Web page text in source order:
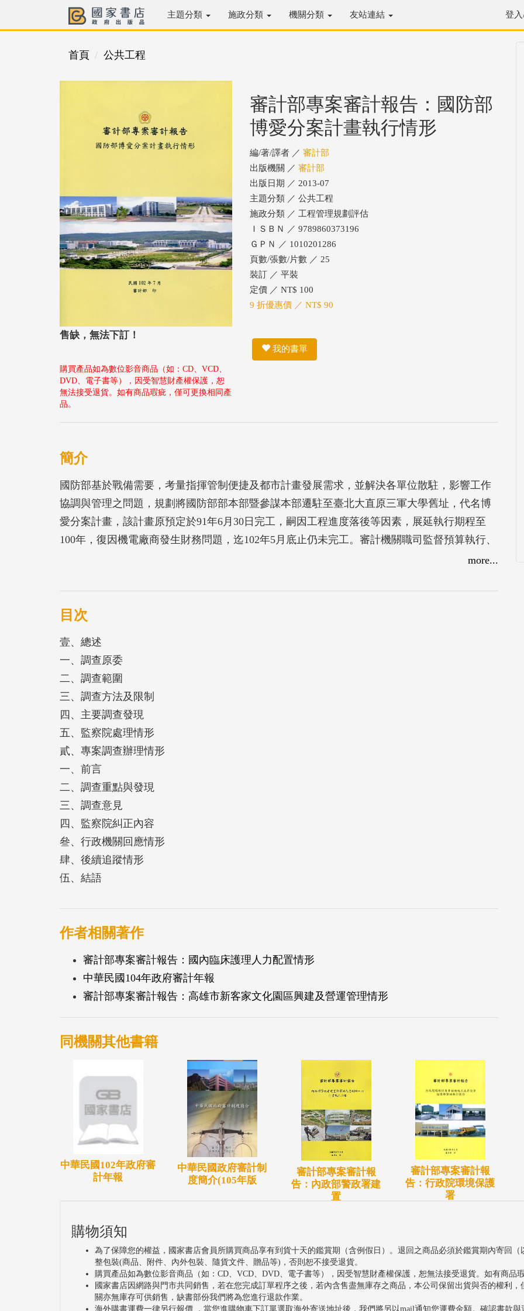
主題分類 施政分類 機關分類 友站連結 登
首頁 公共工程
售缺，無法下訂！
購買產品如為數位影音商品（如：CD、VCD、
DVD、電子書等），因受智慧財產權保護，恕
無法接受退貨。如有商品瑕疵，僅可更換相同產
品。
審計部專案審計報告：國防部
博愛分案計畫執行情形
編/著/譯者 ／ 審計部
出版機關 ／ 審計部
出版日期 ／ 2013-07
主題分類 ／ 公共工程
施政分類 ／ 工程管理規劃評估
ＩＳＢＮ ／ 9789860373196
ＧＰＮ ／ 1010201286
頁數/張數/片數 ／ 25
裝訂 ／ 平裝
定價 ／ NT$ 100
9 折優惠價 ／ NT$ 90
我的書單
簡介
國防部基於戰備需要，考量指揮管制便捷及都市計畫發展需求，並解決各單位散駐，影響工作
協調與管理之問題，規劃將國防部部本部暨參謀本部遷駐至臺北大直原三軍大學舊址，代名博
愛分案計畫，該計畫原預定於91年6月30日完工，嗣因工程進度落後等因素，展延執行期程至
100年，復因機電廠商發生財務問題，迄102年5月底止仍未完工。審計機關職司監督預算執行、
審核財務收支及考核財務效能等職權，爰規劃辦理專案調查，查核其規劃設計、變更設計、施
正後，已獲機關具體回應，除研採精進作為，並檢討失職人員。審計部亦針對該計畫工程進度
及預算經費，持續追蹤其執行情形，目前機電接續工程已完成招標，惟執行進度仍待提升。
more...
目次
壹、總述
一、調查原委
二、調查範圍
三、調查方法及限制
四、主要調查發現
五、監察院處理情形
貳、專案調查辦理情形
一、前言
二、調查重點與發現
三、調查意見
四、監察院糾正內容
叄、行政機關回應情形
肆、後續追蹤情形
伍、結語
作者相關著作
審計部專案審計報告：國內臨床護理人力配置情形
中華民國104年政府審計年報
審計部專案審計報告：高雄市新客家文化園區興建及營運管理情形
同機關其他書籍
中華民國102年政府審
計年報
中華民國政府審計制
度簡介(105年版
審計部專案審計報
告：內政部警政署建
置
審計部專案審計報
告：行政院環境保護
署
購物須知
為了保障您的權益，國家書店會員所購買商品享有到貨十天的鑑賞期（含例假日）。退回之商品必須於鑑賞期內寄回
整包裝(商品、附件、內外包裝、隨貨文件、贈品等)，否則恕不接受退貨。
購買產品如為數位影音商品（如：CD、VCD、DVD、電子書等），因受智慧財產權保護，恕無法接受退貨。如有商品
國家書店因網路與門市共同銷售，若在您完成訂單程序之後，若內含售盡無庫存之商品，本公司保留出貨與否的權利
關亦無庫存可供銷售，缺書部份我們將為您進行退款作業。
海外購書運費一律另行報價 ，當您進購物車下訂單選取海外寄送地址後，我們將另以mail通知您運費金額。確認書款